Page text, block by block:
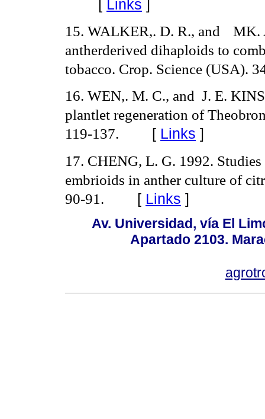
[ Links ]
15. WALKER,. D. R., and
MK.
antherderived dihaploids to
tobacco. Crop. Science (USA).
16. WEN,. M. C., and J. E.
plantlet regeneration of
119-137. [ Links ]
17. CHENG, L. G. 1992.
embrioids in anther culture of
90-91. [ Links ]
Av. Universidad, vía El
Apartado 2103.